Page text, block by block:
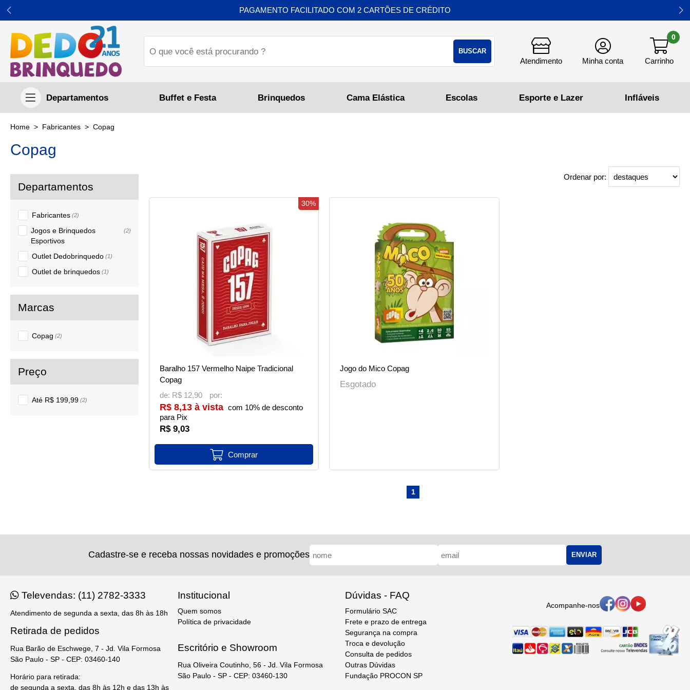
Buffet e Festa Brinquedos Cama Elástica
PAGAMENTO FACILITADO COM 2 CARTÕES DE CRÉDITO
0
Fabricantes Copag
Copag
Fabricantes (2)
Jogos e Brinquedos
Esportivos
(2)
Outlet Dedobrinquedo (1)
Outlet de brinquedos (1)
Copag (2)
Até R$ 199,99 (2)
Ordenar por:
Baralho 157 Vermelho Naipe Tradicional
Copag
de: R$ 12,90
R$ 9,03
R$ 8,13 à vista com 10% de desconto
para Pix
30%
Jogo do Mico Copag
Esgotado
1
Cadastre-se e receba nossas novidades e promoções ENVIAR
Televendas: (11) 2782-3333
Atendimento de segunda a sexta, das 8h às 18h
Retirada de pedidos
Rua Barão de Eschwege, 7 - Jd. Vila Formosa
São Paulo - SP - CEP: 03460-140
Horário para retirada:
de segunda a sexta, das 8h às 12h e das 13h às
Institucional
Quem somos
Política de privacidade
Escritório e Showroom
Rua Oliveira Coutinho, 56 - Jd. Vila Formosa
São Paulo - SP - CEP: 03460-130
Dúvidas - FAQ
Formulário SAC
Frete e prazo de entrega
Segurança na compra
Troca e devolução
Consulta de pedidos
Outras Dúvidas
Fundação PROCON SP
Acompanhe-nos